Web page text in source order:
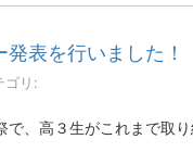
表を行いました！
ゴリ:
、高３生がこれまで取